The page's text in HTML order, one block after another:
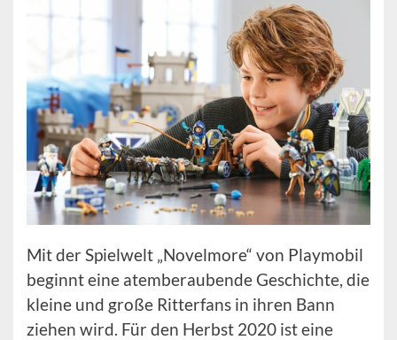
Mit der Spielwelt „Novelmore“ von Playmobil
beginnt eine atemberaubende Geschichte, die
kleine und große Ritterfans in ihren Bann
ziehen wird. Für den Herbst 2020 ist eine